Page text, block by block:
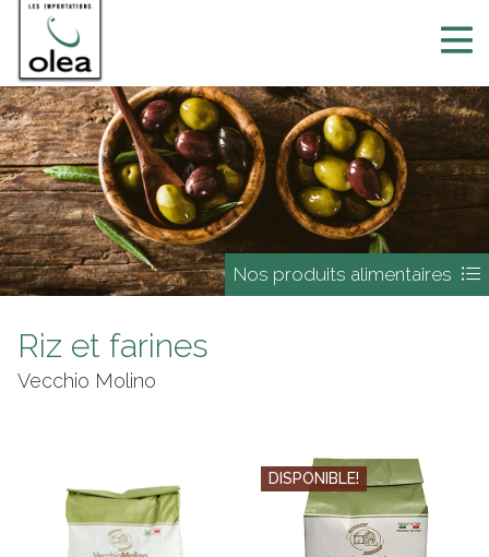
Nos produits alimentaires
Riz et farines
Vecchio Molino
DISPONIBLE!